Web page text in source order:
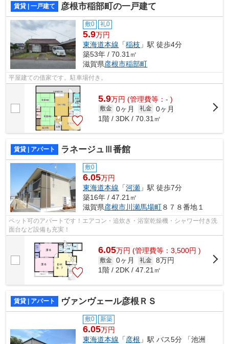
賃貸 | 一戸建て 彦根市稲部町の一戸建て
敷0 礼0
5.9万円
東海道本線 「稲枝 」駅 徒歩4分
築53年 / 70.31㎡
滋賀県彦根市稲部町
平屋建ての借家です。駐車場付き。
5.9万円 (管理費等：- )
敷金 0ヶ月 礼金 0ヶ月
1階 / 3DK / 70.31㎡
賃貸 | アパート ラネージュⅢ番館
敷0
6.05万円
東海道本線 「河瀬 」駅 徒歩7分
築16年 / 47.21㎡
滋賀県彦根市川瀬馬場町８７８番地１
ペット可のアパートです！エアコン・追炊き・浴室乾燥機・シャワー付き洗
面台など設備も充実！
6.05万円 (管理費等：3,500円 )
敷金 0ヶ月 礼金 8万円
1階 / 2DK / 47.21㎡
賃貸 | アパート ヴァンヴェール彦根ＲＳ
敷0 新築
6.05万円
東海道本線 「彦根 」駅 バス5分 「池洲